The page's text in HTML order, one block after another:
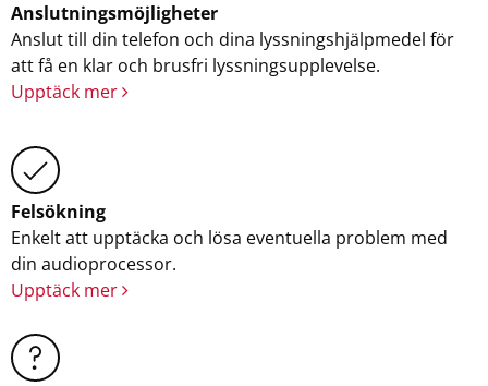
Anslutningsmöjligheter
Anslut till din telefon och dina lyssningshjälpmedel för
att få en klar och brusfri lyssningsupplevelse.
Upptäck mer
Felsökning
Enkelt att upptäcka och lösa eventuella problem med
din audioprocessor.
Upptäck mer